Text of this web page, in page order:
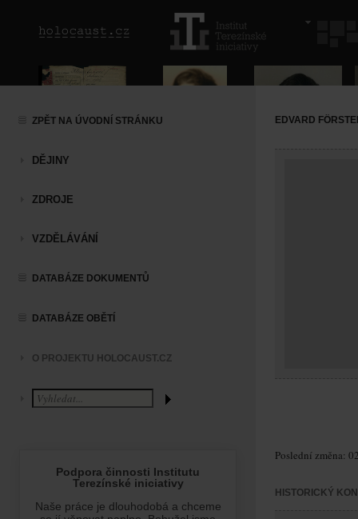
ZPĚT NA ÚVODNÍ STRÁNKU
DĚJINY
ZDROJE
VZDĚLÁVÁNÍ
DATABÁZE DOKUMENTŮ
DATABÁZE OBĚTÍ
O PROJEKTU HOLOCAUST.CZ
EDVARD
Poslední změna:
HISTORICKÝ